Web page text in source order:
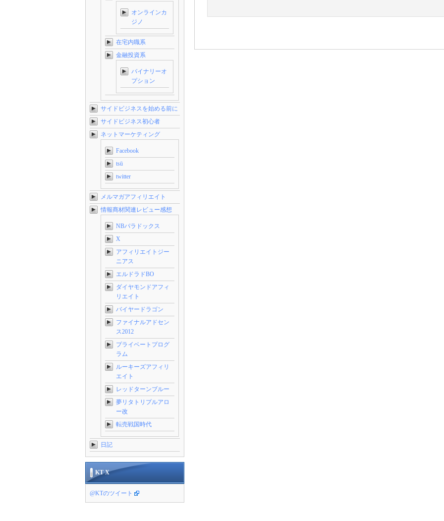
オンラインカ
ジノ
在宅内職系
金融投資系
バイナリーオ
プション
サイドビジネスを始める前に
サイドビジネス初心者
ネットマーケティング
Facebook
tsū
twitter
メルマガアフィリエイト
情報商材関連レビュー感想
NBパラドックス
X
アフィリエイトジー
ニアス
エルドラドBO
ダイヤモンドアフィ
リエイト
バイヤードラゴン
ファイナルアドセン
ス2012
プライベートプログ
ラム
ルーキーズアフィリ
エイト
レッドターンブルー
夢リタトリプルアロ
ー改
転売戦国時代
日記
KT X
@KTのツイート